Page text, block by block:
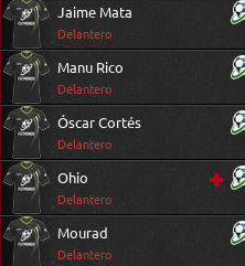
Jaime Mata
Delantero
Manu Rico
Delantero
Óscar Cortés
Delantero
Ohio
Delantero
Mourad
Delantero